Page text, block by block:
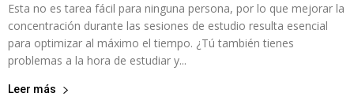
Esta no es tarea fácil para ninguna persona, por lo que mejorar la
concentración durante las sesiones de estudio resulta esencial
para optimizar al máximo el tiempo. ¿Tú también tienes
problemas a la hora de estudiar y...
Leer más